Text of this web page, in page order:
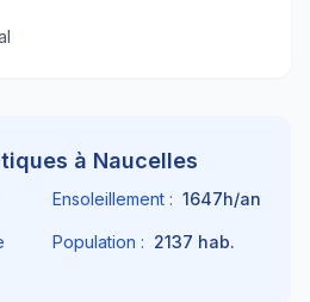
à Naucelles
Ensoleillement : 1647h/an
Population : 2137 hab.